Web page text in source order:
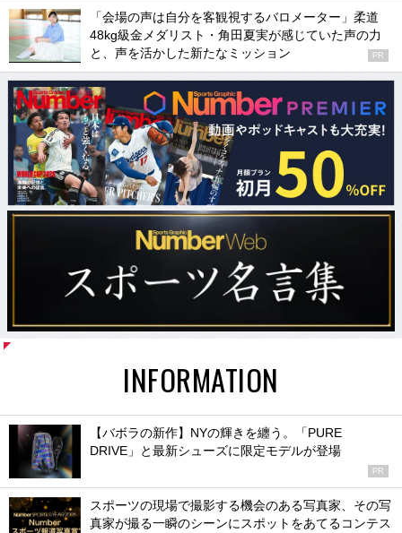
「会場の声は自分を客観視するバロメーター」柔道
48kg級金メダリスト・角田夏実が感じていた声の力
と、声を活かした新たなミッション
PR
INFORMATION
【バボラの新作】NYの輝きを纏う。「PURE
DRIVE」と最新シューズに限定モデルが登場
PR
スポーツの現場で撮影する機会のある写真家、その写
真家が撮る一瞬のシーンにスポットをあてるコンテス